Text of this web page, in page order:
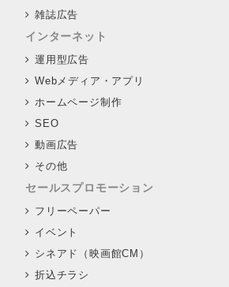
雑誌広告
インターネット
運用型広告
Webメディア・アプリ
ホームページ制作
SEO
動画広告
その他
セールスプロモーション
フリーペーパー
イベント
シネアド（映画館CM）
折込チラシ